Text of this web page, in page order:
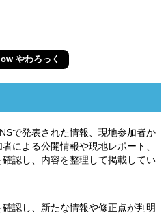
やわろっく
で発表された情報、現地参加者か
による公開情報や現地レポート、
認し、内容を整理して掲載してい
認し、新たな情報や修正点が判明